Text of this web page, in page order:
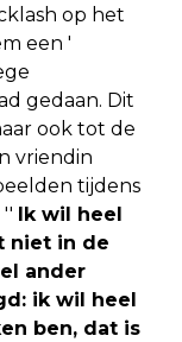
op het
een '
gedaan. Dit
ook tot de
vriendin
tijdens
''
Ik wil heel
niet in de
ander
ik wil heel
ben, dat is